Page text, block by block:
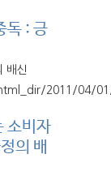
독 : 긍
배신
2011/04/
소비자
의 배